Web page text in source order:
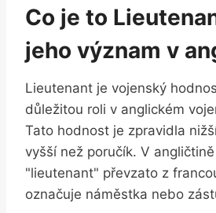
Co je to
jeho význam v
Lieutenant je vojenský
důležitou roli v anglickém
Tato hodnost je zpravidla
vyšší než poručík. V
"lieutenant" převzato z
označuje náměstka nebo